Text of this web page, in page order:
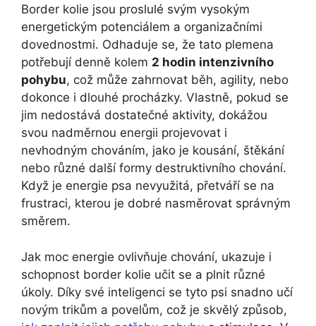
Border kolie jsou proslulé svým vysokým
energetickým potenciálem a organizačními
dovednostmi. Odhaduje se, že tato plemena
potřebují denně kolem 2 hodin intenzivního
pohybu, což může zahrnovat běh, agility, nebo
dokonce i dlouhé procházky. Vlastně, pokud se
jim nedostává dostatečné aktivity, dokážou
svou nadměrnou energii projevovat i
nevhodným chováním, jako je kousání, štěkání
nebo různé další formy destruktivního chování.
Když je energie psa nevyužitá, přetváří se na
frustraci, kterou je dobré nasměrovat správným
směrem.
Jak moc energie ovlivňuje chování, ukazuje i
schopnost border kolie učit se a plnit různé
úkoly. Díky své inteligenci se tyto psi snadno učí
novým trikům a povelům, což je skvělý způsob,